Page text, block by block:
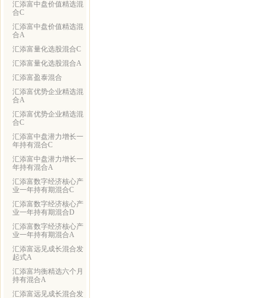
汇添富中盘价值精选混
合C
汇添富中盘价值精选混
合A
汇添富量化选股混合C
汇添富量化选股混合A
汇添富盈泰混合
汇添富优势企业精选混
合A
汇添富优势企业精选混
合C
汇添富中盘潜力增长一
年持有混合C
汇添富中盘潜力增长一
年持有混合A
汇添富数字经济核心产
业一年持有期混合C
汇添富数字经济核心产
业一年持有期混合D
汇添富数字经济核心产
业一年持有期混合A
汇添富远见成长混合发
起式A
汇添富均衡精选六个月
持有混合A
汇添富远见成长混合发